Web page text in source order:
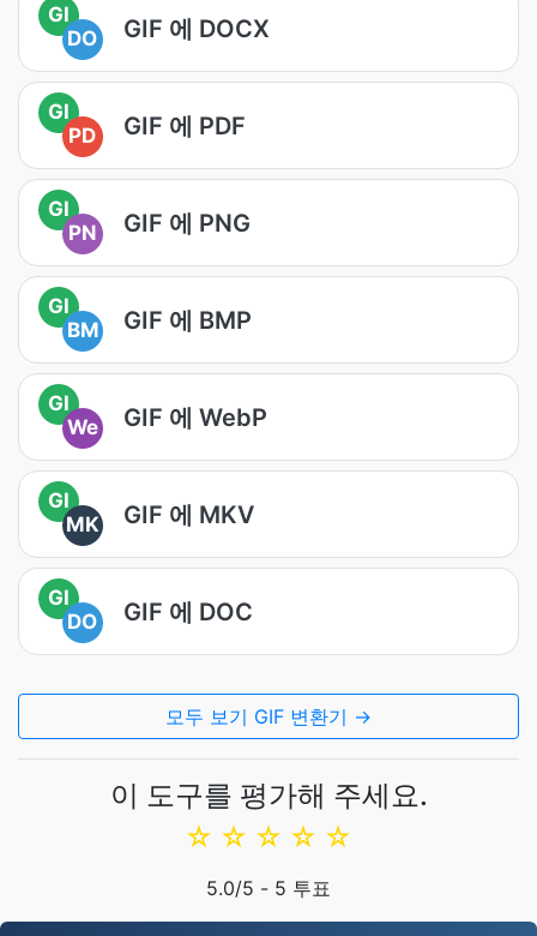
GI
DO
GIF 에 DOCX
GI
PD
GIF 에 PDF
GI
PN
GIF 에 PNG
GI
BM
GIF 에 BMP
GI
We
GIF 에 WebP
GI
MK
GIF 에 MKV
GI
DO
GIF 에 DOC
모두 보기 GIF 변환기 →
이 도구를 평가해 주세요.
☆
☆
☆
☆
☆
5.0/5 - 5 투표